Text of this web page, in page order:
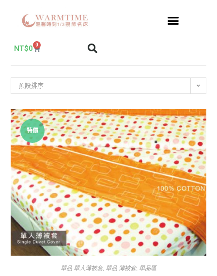
NT$0 0
預設排序
特價
單品 單人薄被套, 單品 薄被套, 單品區